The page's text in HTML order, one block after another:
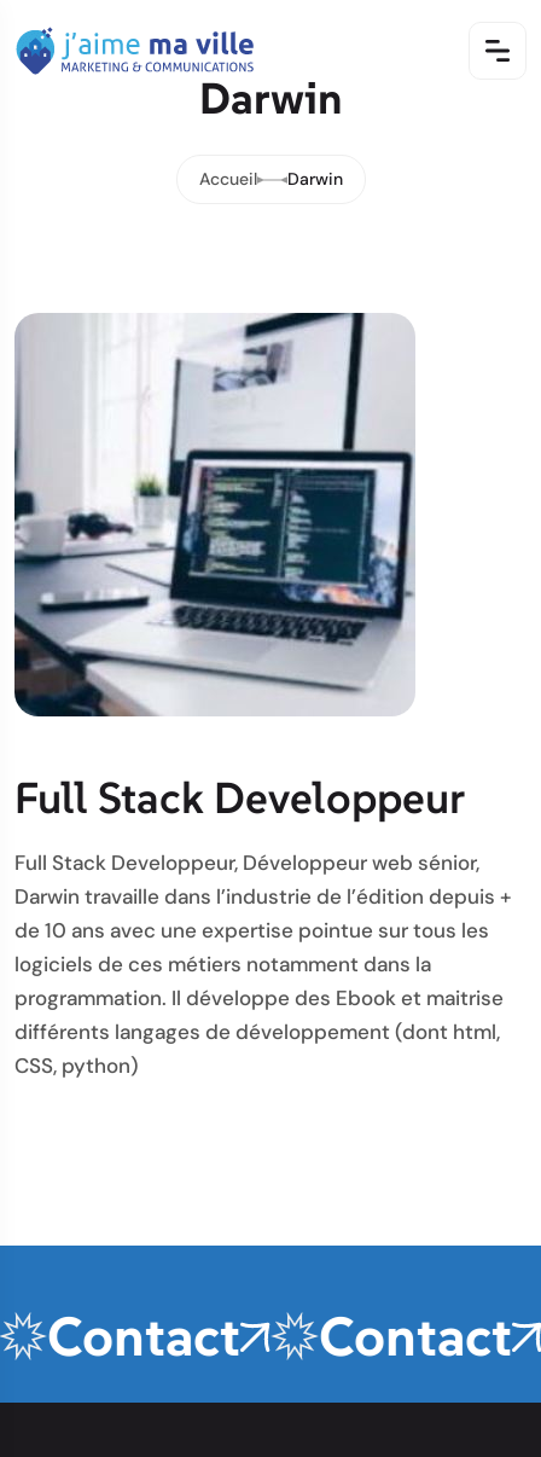
Darwin
Accueil Darwin
Full Stack Developpeur
Full Stack Developpeur, Développeur web sénior,
Darwin travaille dans l’industrie de l’édition depuis +
de 10 ans avec une expertise pointue sur tous les
logiciels de ces métiers notamment dans la
programmation. Il développe des Ebook et maitrise
différents langages de développement (dont html,
CSS, python)
Contact Contact